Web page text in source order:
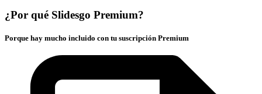
¿Por qué Slidesgo Premium?
Porque hay mucho incluido con tu suscripción Premium